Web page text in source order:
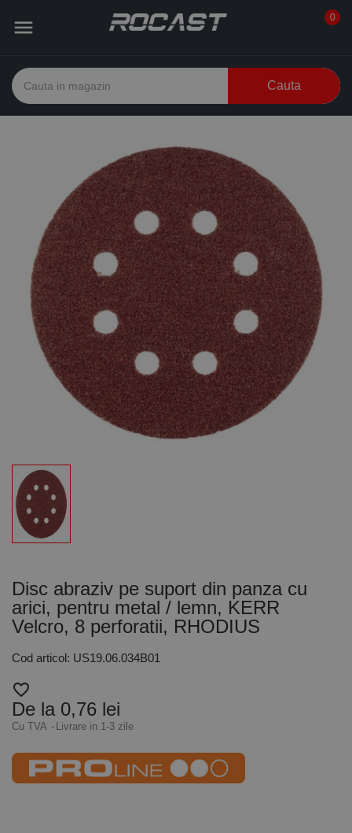
 0
Cauta
Disc abraziv pe suport din panza cu
arici, pentru metal / lemn, KERR
Velcro, 8 perforatii, RHODIUS
Cod articol: US19.06.034B01
favorite_border
De la 0,76 lei
Cu TVA Livrare in 1-3 zile